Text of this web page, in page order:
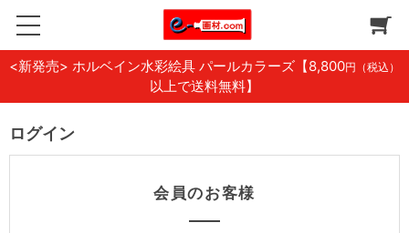
<新発売> ホルベイン水彩絵具 パールカラーズ 【8,800円（税込）
以上で送料無料】
ログイン
会員のお客様